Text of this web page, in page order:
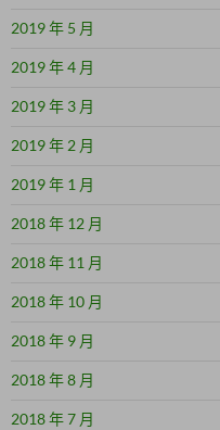
2019 年 5 月
2019 年 4 月
2019 年 3 月
2019 年 2 月
2019 年 1 月
2018 年 12 月
2018 年 11 月
2018 年 10 月
2018 年 9 月
2018 年 8 月
2018 年 7 月